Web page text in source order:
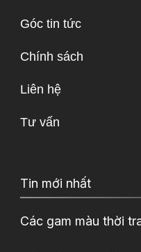
Góc tin tức
Chính sách
Liên hệ
Tư vấn
Tin mới nhất
Các gam màu thời